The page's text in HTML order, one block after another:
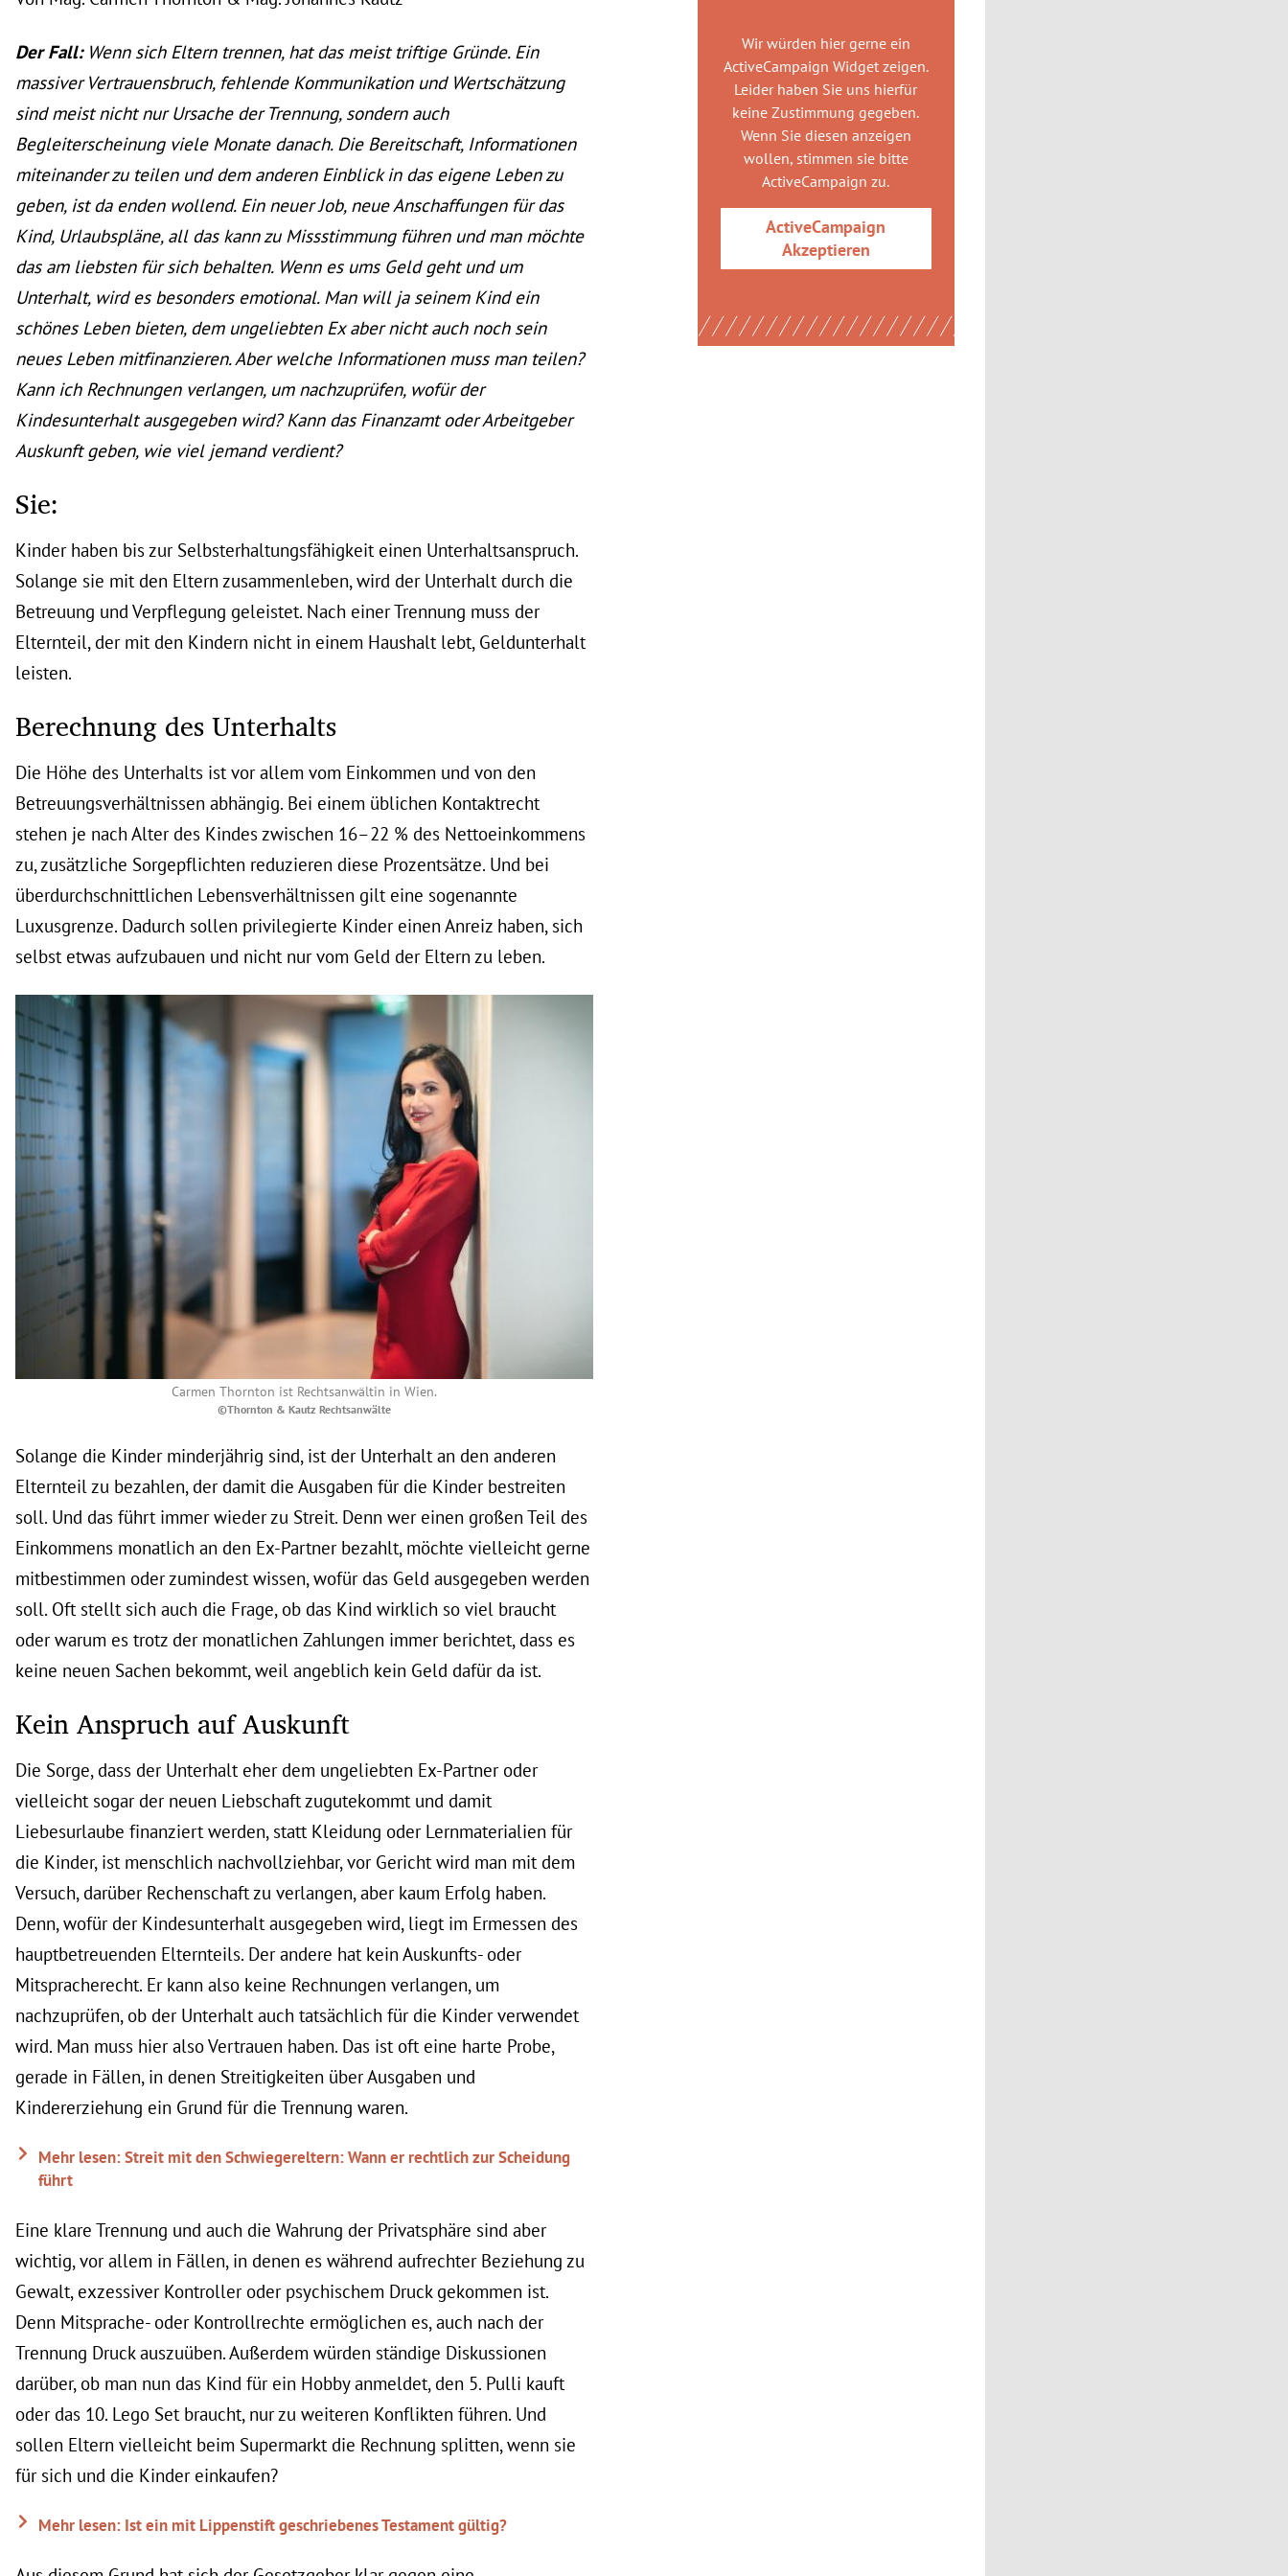
Der Fall: Wenn sich Eltern trennen, hat das meist triftige Gründe. Ein
massiver Vertrauensbruch, fehlende Kommunikation und Wertschätzung
sind meist nicht nur Ursache der Trennung, sondern auch
Begleiterscheinung viele Monate danach. Die Bereitschaft, Informationen
miteinander zu teilen und dem anderen Einblick in das eigene Leben zu
geben, ist da enden wollend. Ein neuer Job, neue Anschaffungen für das
Kind, Urlaubspläne, all das kann zu Missstimmung führen und man möchte
das am liebsten für sich behalten. Wenn es ums Geld geht und um
Unterhalt, wird es besonders emotional. Man will ja seinem Kind ein
schönes Leben bieten, dem ungeliebten Ex aber nicht auch noch sein
neues Leben mitfinanzieren. Aber welche Informationen muss man teilen?
Kann ich Rechnungen verlangen, um nachzuprüfen, wofür der
Kindesunterhalt ausgegeben wird? Kann das Finanzamt oder Arbeitgeber
Auskunft geben, wie viel jemand verdient?
Sie:
Kinder haben bis zur Selbsterhaltungsfähigkeit einen Unterhaltsanspruch.
Solange sie mit den Eltern zusammenleben, wird der Unterhalt durch die
Betreuung und Verpflegung geleistet. Nach einer Trennung muss der
Elternteil, der mit den Kindern nicht in einem Haushalt lebt, Geldunterhalt
leisten.
Berechnung des Unterhalts
Die Höhe des Unterhalts ist vor allem vom Einkommen und von den
Betreuungsverhältnissen abhängig. Bei einem üblichen Kontaktrecht
stehen je nach Alter des Kindes zwischen 16–22 % des Nettoeinkommens
zu, zusätzliche Sorgepflichten reduzieren diese Prozentsätze. Und bei
überdurchschnittlichen Lebensverhältnissen gilt eine sogenannte
Luxusgrenze. Dadurch sollen privilegierte Kinder einen Anreiz haben, sich
selbst etwas aufzubauen und nicht nur vom Geld der Eltern zu leben.
Carmen Thornton ist Rechtsanwältin in Wien.
©Thornton & Kautz Rechtsanwälte
Solange die Kinder minderjährig sind, ist der Unterhalt an den anderen
Elternteil zu bezahlen, der damit die Ausgaben für die Kinder bestreiten
soll. Und das führt immer wieder zu Streit. Denn wer einen großen Teil des
Einkommens monatlich an den Ex-Partner bezahlt, möchte vielleicht gerne
mitbestimmen oder zumindest wissen, wofür das Geld ausgegeben werden
soll. Oft stellt sich auch die Frage, ob das Kind wirklich so viel braucht
oder warum es trotz der monatlichen Zahlungen immer berichtet, dass es
keine neuen Sachen bekommt, weil angeblich kein Geld dafür da ist.
Kein Anspruch auf Auskunft
Die Sorge, dass der Unterhalt eher dem ungeliebten Ex-Partner oder
vielleicht sogar der neuen Liebschaft zugutekommt und damit
Liebesurlaube finanziert werden, statt Kleidung oder Lernmaterialien für
die Kinder, ist menschlich nachvollziehbar, vor Gericht wird man mit dem
Versuch, darüber Rechenschaft zu verlangen, aber kaum Erfolg haben.
Denn, wofür der Kindesunterhalt ausgegeben wird, liegt im Ermessen des
hauptbetreuenden Elternteils. Der andere hat kein Auskunfts- oder
Mitspracherecht. Er kann also keine Rechnungen verlangen, um
nachzuprüfen, ob der Unterhalt auch tatsächlich für die Kinder verwendet
wird. Man muss hier also Vertrauen haben. Das ist oft eine harte Probe,
gerade in Fällen, in denen Streitigkeiten über Ausgaben und
Kindererziehung ein Grund für die Trennung waren.
Mehr lesen: Streit mit den Schwiegereltern: Wann er rechtlich zur Scheidung
führt
Eine klare Trennung und auch die Wahrung der Privatsphäre sind aber
wichtig, vor allem in Fällen, in denen es während aufrechter Beziehung zu
Gewalt, exzessiver Kontroller oder psychischem Druck gekommen ist.
Denn Mitsprache- oder Kontrollrechte ermöglichen es, auch nach der
Trennung Druck auszuüben. Außerdem würden ständige Diskussionen
darüber, ob man nun das Kind für ein Hobby anmeldet, den 5. Pulli kauft
oder das 10. Lego Set braucht, nur zu weiteren Konflikten führen. Und
sollen Eltern vielleicht beim Supermarkt die Rechnung splitten, wenn sie
für sich und die Kinder einkaufen?
Mehr lesen: Ist ein mit Lippenstift geschriebenes Testament gültig?
Wir würden hier gerne ein
ActiveCampaign Widgetzeigen.
Leider haben Sie uns hierfür
keine Zustimmung gegeben.
Wenn Sie diesen anzeigen
wollen, stimmen sie bitte
ActiveCampaign zu.
ActiveCampaign
Akzeptieren